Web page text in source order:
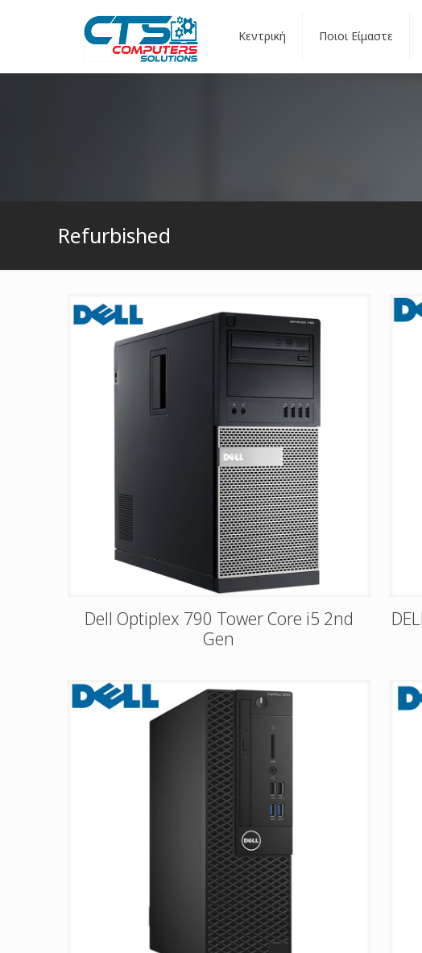
Κεντρική Ποιοι Είμαστε
Refurbished
Dell Optiplex 790 Tower Core i5 2nd
Gen